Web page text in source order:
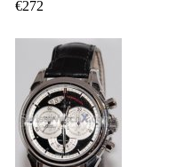
€272